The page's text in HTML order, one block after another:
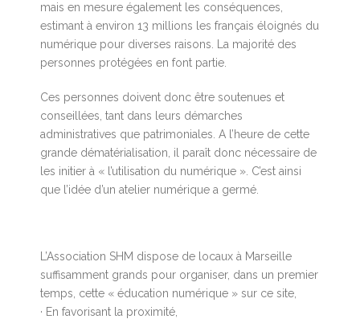
mais en mesure également les conséquences,
estimant à environ 13 millions les français éloignés du
numérique pour diverses raisons. La majorité des
personnes protégées en font partie.
Ces personnes doivent donc être soutenues et
conseillées, tant dans leurs démarches
administratives que patrimoniales. A l’heure de cette
grande dématérialisation, il paraît donc nécessaire de
les initier à « l’utilisation du numérique ». C’est ainsi
que l’idée d’un atelier numérique a germé.
L’Association SHM dispose de locaux à Marseille
suffisamment grands pour organiser, dans un premier
temps, cette « éducation numérique » sur ce site,
· En favorisant la proximité,